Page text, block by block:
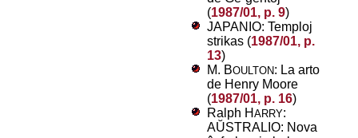
(1987/01, p. 9)
JAPANIO: Temploj
strikas (1987/01, p.
13)
M. BOULTON: La arto
de Henry Moore
(1987/01, p. 16)
Ralph H ARRY:
AŬSTRALIO: Nova